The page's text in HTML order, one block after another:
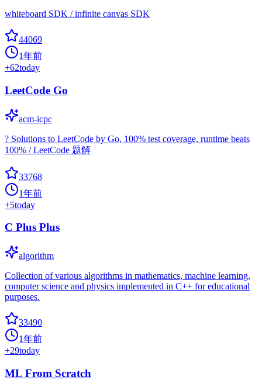
whiteboard SDK / infinite canvas SDK
44069
1年前
+62today
LeetCode Go
acm-icpc
? Solutions to LeetCode by Go, 100% test coverage, runtime beats
100% / LeetCode 题解
33768
1年前
+5today
C Plus Plus
algorithm
Collection of various algorithms in mathematics, machine learning,
computer science and physics implemented in C++ for educational
purposes.
33490
1年前
+29today
ML From Scratch